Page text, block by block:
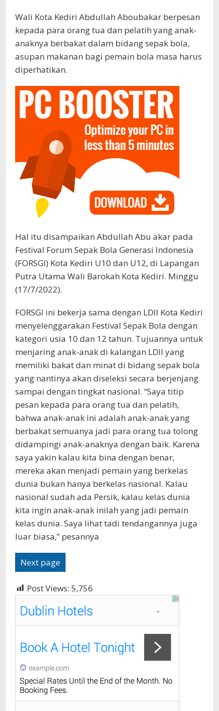
Wali Kota Kediri Abdullah Aboubakar berpesan
kepada para orang tua dan pelatih yang anak-
anaknya berbakat dalam bidang sepak bola,
asupan makanan bagi pemain bola masa harus
diperhatikan.
Hal itu disampaikan Abdullah Abu akar pada
Festival Forum Sepak Bola Generasi Indonesia
(FORSGI) Kota Kediri U10 dan U12, di Lapangan
Putra Utama Wali Barokah Kota Kediri. Minggu
(17/7/2022).
FORSGI ini bekerja sama dengan LDII Kota Kediri
menyelenggarakan Festival Sepak Bola dengan
kategori usia 10 dan 12 tahun. Tujuannya untuk
menjaring anak-anak di kalangan LDII yang
memiliki bakat dan minat di bidang sepak bola
yang nantinya akan diseleksi secara berjenjang
sampai dengan tingkat nasional. “Saya titip
pesan kepada para orang tua dan pelatih,
bahwa anak-anak ini adalah anak-anak yang
berbakat semuanya jadi para orang tua tolong
didampingi anak-anaknya dengan baik. Karena
saya yakin kalau kita bina dengan benar,
mereka akan menjadi pemain yang berkelas
dunia bukan hanya berkelas nasional. Kalau
nasional sudah ada Persik, kalau kelas dunia
kita ingin anak-anak inilah yang jadi pemain
kelas dunia. Saya lihat tadi tendangannya juga
luar biasa,” pesannya
Next page
Post Views: 5,756